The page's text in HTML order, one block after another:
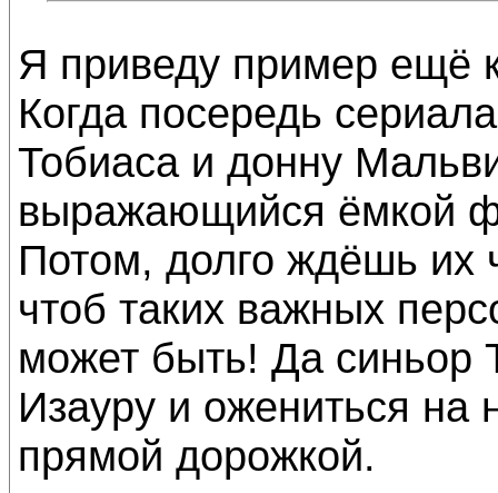
Я приведу пример ещё
Когда посередь
Тобиаса и донну
выражающийся ёмкой
Потом, долго ждёшь их
чтоб таких важных
может быть! Да синьор
Изауру и ожениться на
прямой дорожкой.